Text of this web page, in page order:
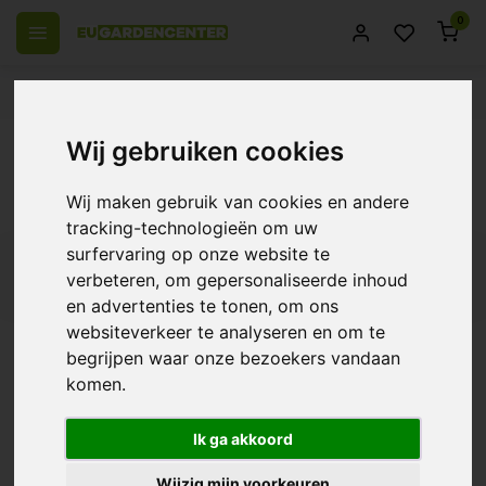
Wij gebruiken cookies
Wij maken gebruik van cookies en andere
tracking-technologieën om uw
surfervaring op onze website te
verbeteren, om gepersonaliseerde inhoud
en advertenties te tonen, om ons
websiteverkeer te analyseren en om te
begrijpen waar onze bezoekers vandaan
komen.
Ik ga akkoord
0
Terug
ROOT!T voor optimale plantenkweek en
hydrocultuur
ROOT!T is een merk dat gespecialiseerd is in producten die
hydrocultuur en zaailingen, te vergemakkelijken en te
optimaliseren. Het assortiment van ROOT!T bevat verschillende
ROOT!T voor optimale plantenkweek en